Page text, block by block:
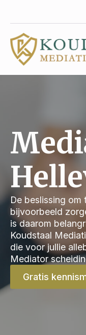
De beslissing om
bijvoorbeeld
is daarom
Koudstaal
die voor jullie
Mediator
Gratis